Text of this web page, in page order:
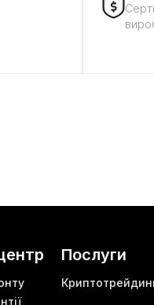
Послуги